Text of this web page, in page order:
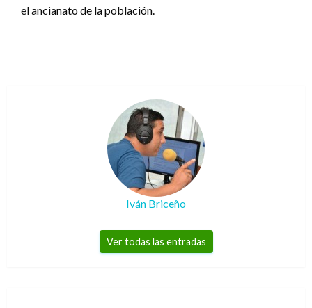
el ancianato de la población.
Iván Briceño
Ver todas las entradas